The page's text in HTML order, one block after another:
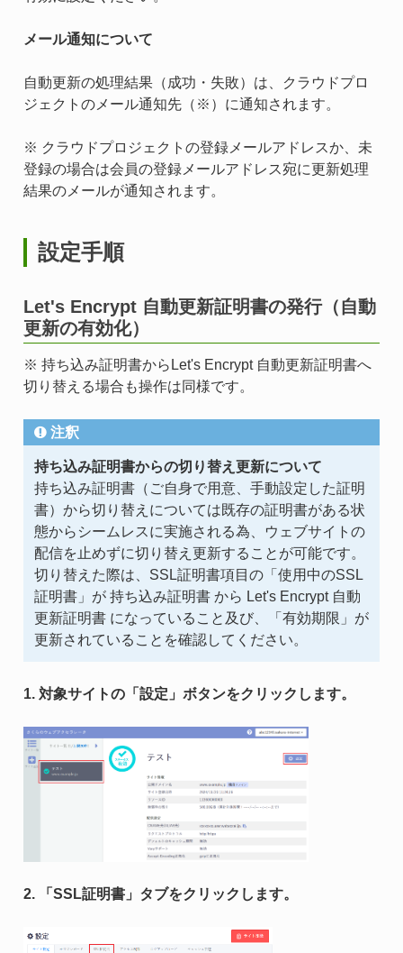
メール通知について
自動更新の処理結果（成功・失敗）は、クラウドプロ
ジェクトのメール通知先（※）に通知されます。
※ クラウドプロジェクトの登録メールアドレスか、未
登録の場合は会員の登録メールアドレス宛に更新処理
結果のメールが通知されます。
設定手順
Let's Encrypt 自動更新証明書の発行（自動
更新の有効化）
※ 持ち込み証明書からLet's Encrypt 自動更新証明書へ
切り替える場合も操作は同様です。
注釈
持ち込み証明書からの切り替え更新について
持ち込み証明書（ご自身で用意、手動設定した証明
書）から切り替えについては既存の証明書がある状
態からシームレスに実施される為、ウェブサイトの
配信を止めずに切り替え更新することが可能です。
切り替えた際は、SSL証明書項目の「使用中のSSL
証明書」が 持ち込み証明書 から Let's Encrypt 自動
更新証明書 になっていること及び、「有効期限」が
更新されていることを確認してください。
1. 対象サイトの「設定」ボタンをクリックします。
2. 「SSL証明書」タブをクリックします。